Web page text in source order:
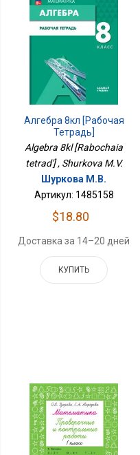
Алгебра 8кл [Рабочая
Тетрадь]
Algebra 8kl [Rabochaia
tetrad'] , Shurkova M.V.
Шуркова М.В.
Артикул: 1485158
$18.80
Доставка за 14–20 дней
КУПИТЬ